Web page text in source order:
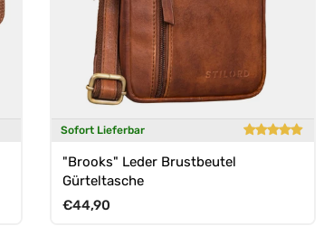
Sofort Lieferbar
"Brooks" Leder Brustbeutel
Gürteltasche
Normaler Preis
€44,90